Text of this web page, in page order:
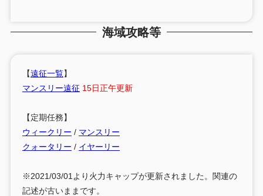
海域攻略等
【遠征一覧】
マンスリー遠征 15日正午更新
【定期任務】
ウィークリー / マンスリー
クォータリー / イヤーリー
※2021/03/01より火力キャップが更新されました。関連の
記述が古いままです。